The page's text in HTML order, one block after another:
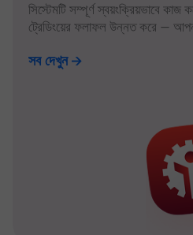
সিস্টেমটি সম্পূর্ণ স্বয়ংক্রিয়ভাবে কাজ
ট্রেডিংয়ের ফলাফল উন্নত করে —
সব দেখুন